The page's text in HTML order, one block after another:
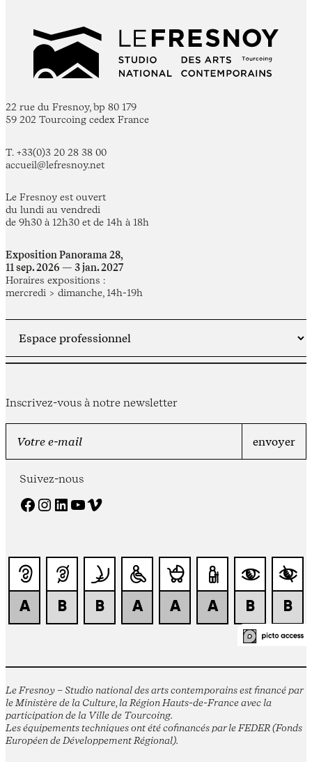
22 rue du Fresnoy, bp 80 179
59 202 Tourcoing cedex France
T. +33(0)3 20 28 38 00
accueil@lefresnoy.net
Le Fresnoy est ouvert
du lundi au vendredi
de 9h30 à 12h30 et de 14h à 18h
Exposition Panorama 28,
11 sep. 2026 — 3 jan. 2027
Horaires expositions :
mercredi > dimanche, 14h-19h
Inscrivez-vous à notre newsletter
Suivez-nous
Facebook Instagram LinkedIn YouTube Vimeo
Le Fresnoy – Studio national des arts contemporains est financé par
le Ministère de la Culture, la Région Hauts-de-France avec la
participation de la Ville de Tourcoing.
Les équipements techniques ont été cofinancés par le FEDER (Fonds
Européen de Développement Régional).